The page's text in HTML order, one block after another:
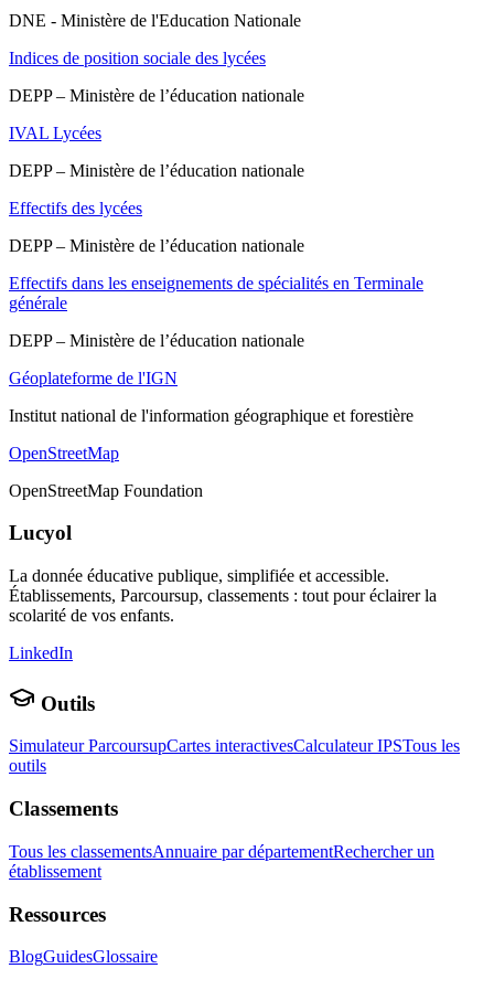
DNE - Ministère de l'Education Nationale
Indices de position sociale des lycées
DEPP – Ministère de l’éducation nationale
IVAL Lycées
DEPP – Ministère de l’éducation nationale
Effectifs des lycées
DEPP – Ministère de l’éducation nationale
Effectifs dans les enseignements de spécialités en Terminale
générale
DEPP – Ministère de l’éducation nationale
Géoplateforme de l'IGN
Institut national de l'information géographique et forestière
OpenStreetMap
OpenStreetMap Foundation
Lucyol
La donnée éducative publique, simplifiée et accessible.
Établissements, Parcoursup, classements : tout pour éclairer la
scolarité de vos enfants.
LinkedIn
Outils
Simulateur ParcoursupCartes interactivesCalculateur IPSTous les
outils
Classements
Tous les classementsAnnuaire par départementRechercher un
établissement
Ressources
BlogGuidesGlossaire